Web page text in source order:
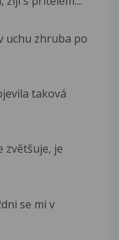
uchu zhruba po
taková
zvětšuje, je
se mi v